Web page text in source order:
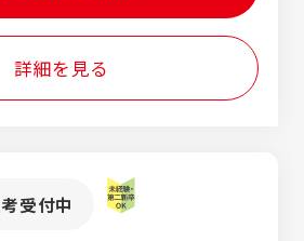
詳細を見る
受付中